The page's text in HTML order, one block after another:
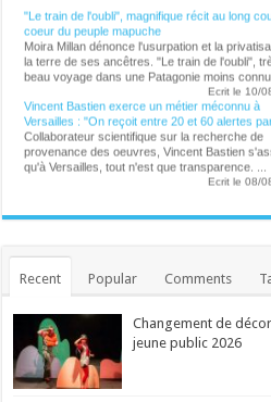
"Le train de l'oubli", magnifique récit au long
coeur du peuple mapuche
Moira Millan dénonce l'usurpation et la
la terre de ses ancêtres. "Le train de l'oubli",
beau voyage dans une Patagonie moins
Ecrit le 10/
Vincent Bastien exerce un métier méconnu à
Versailles : "On reçoit entre 20 et 60 alertes
Collaborateur scientifique sur la recherche de
provenance des oeuvres, Vincent Bastien
qu'à Versailles, tout n'est que transparence. ...
Ecrit le 08/
l'annulation de Charlotte Cardin, les guitares
Qui est Jason Sudeikis, l'acteur qui se cache
la moustache de Ted Lasso ?
fait ses classes dans la meilleure école : celle
l'improvisation. ...
"L'Odyssée", plus grand succès
de Christopher Nolan
Recent Popular Comments
Changement de
jeune public 2026